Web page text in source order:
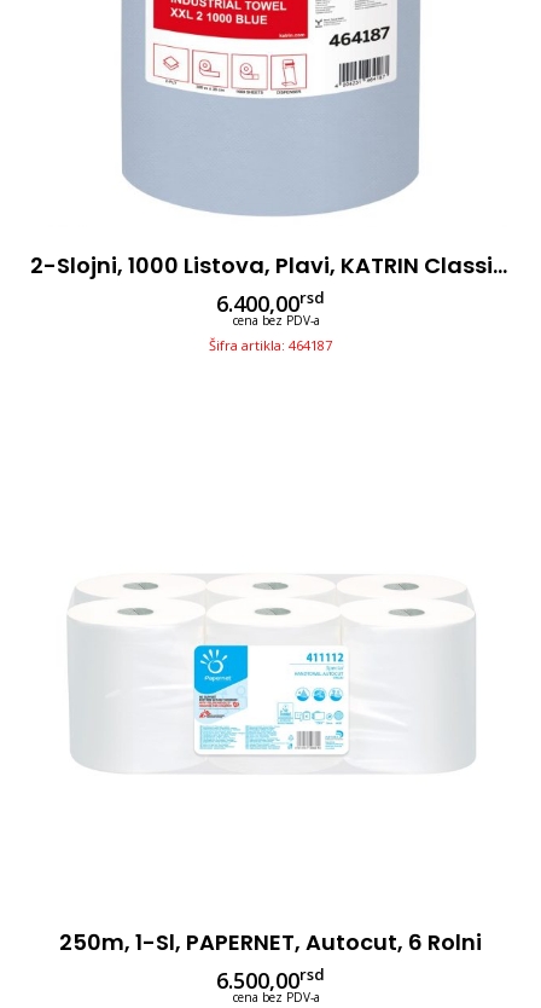
2-Slojni, 1000 Listova, Plavi, KATRIN Classic Industrijski XXL2, 2 Rolne
6.400,00rsd
cena bez PDV-a
Šifra artikla: 464187
250m, 1-Sl, PAPERNET, Autocut, 6 Rolni
6.500,00rsd
cena bez PDV-a